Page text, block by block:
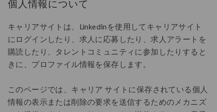
個人情報について
キャリアサイトは、LinkedInを使用してキャリアサイト
にログインしたり、求人に応募したり、求人アラートを
購読したり、タレントコミュニティに参加したりすると
きに、プロファイル情報を保存します。
このページでは、キャリア サイトに保存されている個人
情報の表示または削除の要求を送信するためのメカニズ